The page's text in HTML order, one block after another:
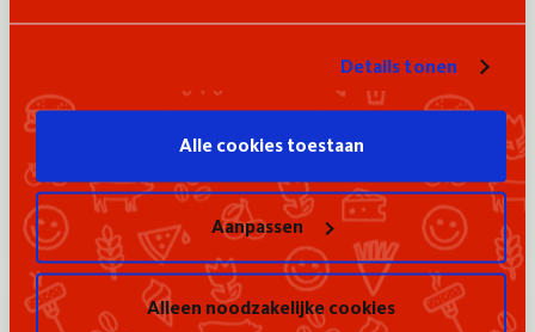
Details tonen
Alle cookies toestaan
Aanpassen
Alleen noodzakelijke cookies
deuren van Kwalitaria Sterrenhof in Spijkenisse.
Benieuwd hoe hij dat op zijn 24e voor elkaar kreeg?
Lees meer